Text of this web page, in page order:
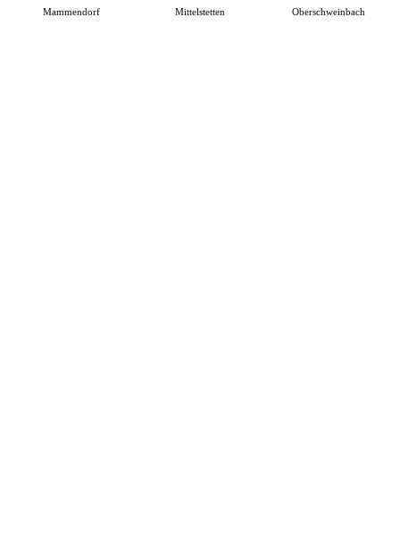
Mammendorf Mittelstetten Oberschweinbach